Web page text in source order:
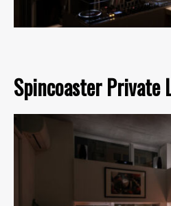
Spincoaster Private